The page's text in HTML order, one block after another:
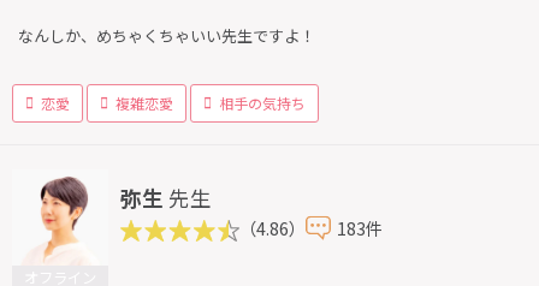
なんしか、めちゃくちゃいい先生ですよ！
恋愛 複雑恋愛 相手の気持ち
弥生 先生
（4.86） 183件